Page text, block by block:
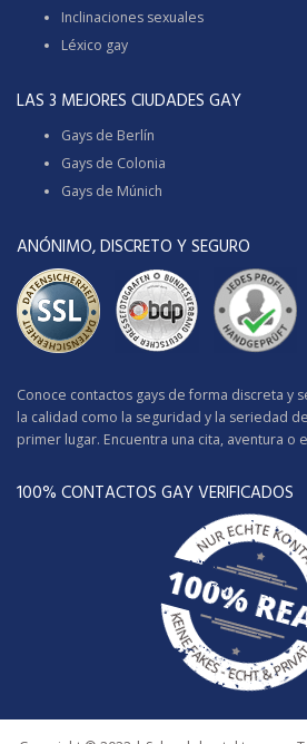
Inclinaciones sexuales
Léxico gay
LAS 3 MEJORES CIUDADES GAY
Gays de Berlín
Gays de Colonia
Gays de Múnich
ANÓNIMO, DISCRETO Y SEGURO
Conoce contactos gays de forma discreta y
la calidad como la seguridad y la seriedad
primer lugar. Encuentra una cita, aventura o
100% CONTACTOS GAY VERIFICADOS